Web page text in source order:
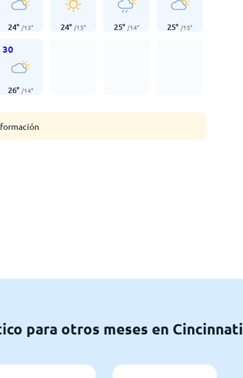
24° /13° 24° /15° 25° /14° 25° /15°
30
26° /14°
para otros meses en Cincinnati